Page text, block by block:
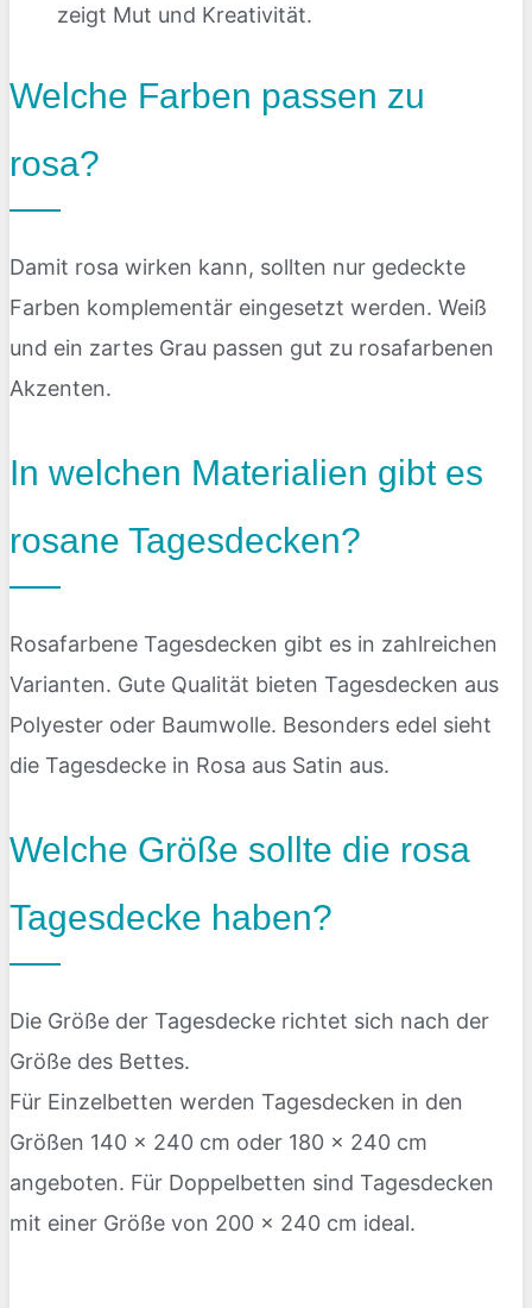
zeigt Mut und Kreativität.
Welche Farben passen zu
rosa?
Damit rosa wirken kann, sollten nur gedeckte
Farben komplementär eingesetzt werden. Weiß
und ein zartes Grau passen gut zu rosafarbenen
Akzenten.
In welchen Materialien gibt es
rosane Tagesdecken?
Rosafarbene Tagesdecken gibt es in zahlreichen
Varianten. Gute Qualität bieten Tagesdecken aus
Polyester oder Baumwolle. Besonders edel sieht
die Tagesdecke in Rosa aus Satin aus.
Welche Größe sollte die rosa
Tagesdecke haben?
Die Größe der Tagesdecke richtet sich nach der
Größe des Bettes.
Für Einzelbetten werden Tagesdecken in den
Größen 140 x 240 cm oder 180 x 240 cm
angeboten. Für Doppelbetten sind Tagesdecken
mit einer Größe von 200 x 240 cm ideal.